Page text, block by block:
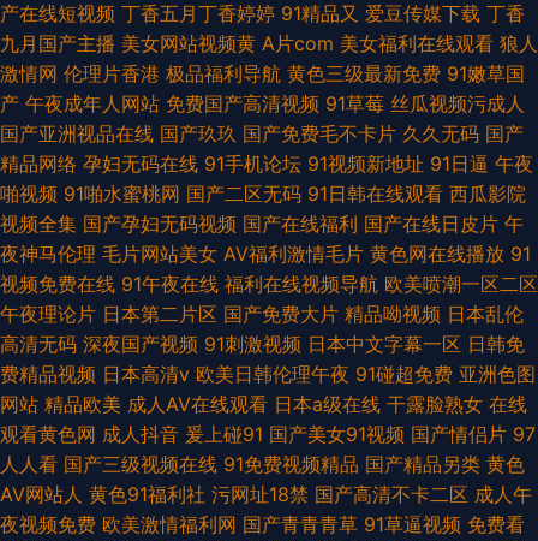
产在线短视频 丁香五月丁香婷婷 91精品又 爱豆传媒下载 丁香
九月国产主播 美女网站视频黄 A片com 美女福利在线观看 狼人
激情网 伦理片香港 极品福利导航 黄色三级最新免费 91嫩草国
产 午夜成年人网站 免费国产高清视频 91草莓 丝瓜视频污成人
国产亚洲视品在线 国产玖玖 国产免费毛不卡片 久久无码 国产
精品网络 孕妇无码在线 91手机论坛 91视频新地址 91日逼 午夜
啪视频 91啪水蜜桃网 国产二区无码 91日韩在线观看 西瓜影院
视频全集 国产孕妇无码视频 国产在线福利 国产在线日皮片 午
夜神马伦理 毛片网站美女 AV福利激情毛片 黄色网在线播放 91
视频免费在线 91午夜在线 福利在线视频导航 欧美喷潮一区二区
午夜理论片 日本第二片区 国产免费大片 精品呦视频 日本乱伦
高清无码 深夜国产视频 91刺激视频 日本中文字幕一区 日韩免
费精品视频 日本高清v 欧美日韩伦理午夜 91碰超免费 亚洲色图
网站 精品欧美 成人AV在线观看 日本a级在线 干露脸熟女 在线
观看黄色网 成人抖音 爰上碰91 国产美女91视频 国产情侣片 97
人人看 国产三级视频在线 91免费视频精品 国产精品另类 黄色
AV网站人 黄色91福利社 污网址18禁 国产高清不卡二区 成人午
夜视频免费 欧美激情福利网 国产青青青草 91草逼视频 免费看